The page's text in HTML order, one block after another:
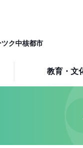
ク中核都市
教育・文